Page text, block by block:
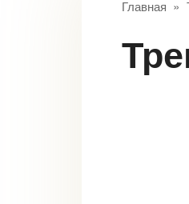
Главная »